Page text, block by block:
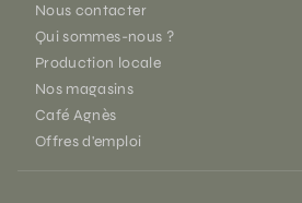
Nous contacter
Qui sommes-nous ?
Production locale
Nos magasins
Café Agnès
Offres d'emploi